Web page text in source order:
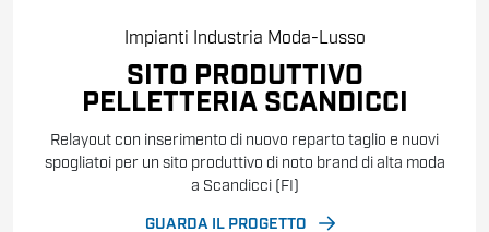
Impianti Industria Moda-Lusso
SITO PRODUTTIVO
PELLETTERIA SCANDICCI
Relayout con inserimento di nuovo reparto taglio e nuovi
spogliatoi per un sito produttivo di noto brand di alta moda
a Scandicci (FI)
GUARDA IL PROGETTO